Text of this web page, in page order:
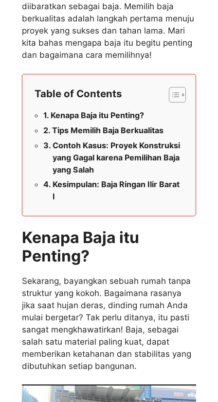
diibaratkan sebagai baja. Memilih baja
berkualitas adalah langkah pertama menuju
proyek yang sukses dan tahan lama. Mari
kita bahas mengapa baja itu begitu penting
dan bagaimana cara memilihnya!
Table of Contents
Kenapa Baja itu Penting?
Tips Memilih Baja Berkualitas
Contoh Kasus: Proyek Konstruksi
yang Gagal karena Pemilihan Baja
yang Salah
Kesimpulan: Baja Ringan Ilir Barat
I
Kenapa Baja itu
Penting?
Sekarang, bayangkan sebuah rumah tanpa
struktur yang kokoh. Bagaimana rasanya
jika saat hujan deras, dinding rumah Anda
mulai bergetar? Tak perlu ditanya, itu pasti
sangat mengkhawatirkan! Baja, sebagai
salah satu material paling kuat, dapat
memberikan ketahanan dan stabilitas yang
dibutuhkan setiap bangunan.